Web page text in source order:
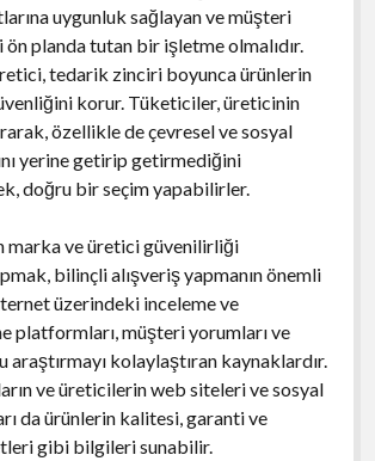
uygunluk sağlayan ve müşteri
planda tutan bir işletme olmalıdır.
tedarik zinciri boyunca ürünlerin
korur. Tüketiciler, üreticinin
özellikle de çevresel ve sosyal
yerine getirip getirmediğini
doğru bir seçim yapabilirler.
marka ve üretici güvenilirliği
bilinçli alışveriş yapmanın önemli
üzerindeki inceleme ve
platformları, müşteri yorumları ve
araştırmayı kolaylaştıran kaynaklardır.
ve üreticilerin web siteleri ve sosyal
da ürünlerin kalitesi, garanti ve
gibi bilgileri sunabilir.